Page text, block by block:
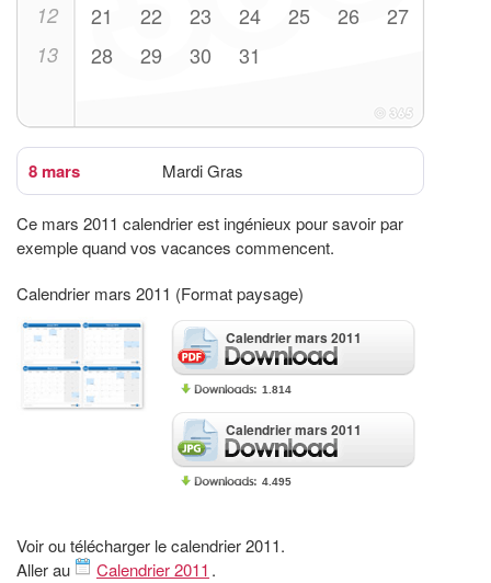
12 21 22 23 24 25 26 27
13 28 29 30 31
8 mars Mardi Gras
Ce mars 2011 calendrier est ingénieux pour savoir par
exemple quand vos vacances commencent.
Calendrier mars 2011 (Format paysage)
Calendrier mars 2011
1.814
Calendrier mars 2011
4.495
Voir ou télécharger le calendrier 2011.
Aller au
Calendrier 2011 .